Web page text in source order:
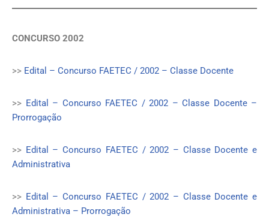
CONCURSO 2002
>> Edital – Concurso FAETEC / 2002 – Classe Docente
>> Edital – Concurso FAETEC / 2002 – Classe Docente –
Prorrogação
>> Edital – Concurso FAETEC / 2002 – Classe Docente e
Administrativa
>> Edital – Concurso FAETEC / 2002 – Classe Docente e
Administrativa – Prorrogação